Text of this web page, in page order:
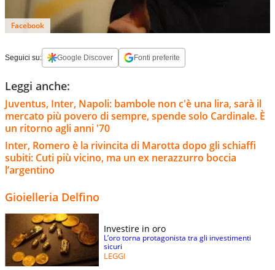
Facebook
Seguici su: Google Discover Fonti preferite
Leggi anche:
Juventus, Inter, Napoli: bambole non c'è una lira, sarà il
mercato più povero di sempre, spende solo Cardinale. È
un ritorno agli anni '70
Inter, Romero è la rivincita di Marotta dopo gli schiaffi
subiti: Cuti più vicino, ma un ex nerazzurro boccia
l’argentino
Gioielleria Delfino
Investire in oro
L’oro torna protagonista tra gli investimenti
sicuri
LEGGI